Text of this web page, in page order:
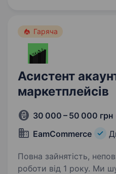
з англійської мови.
Гаряча
Асистент
маркетплейсів
30 000 – 50 000 грн
EamCommerce
Повна зайнятість,
роботи від 1 року. Ми шукаємо уважну,